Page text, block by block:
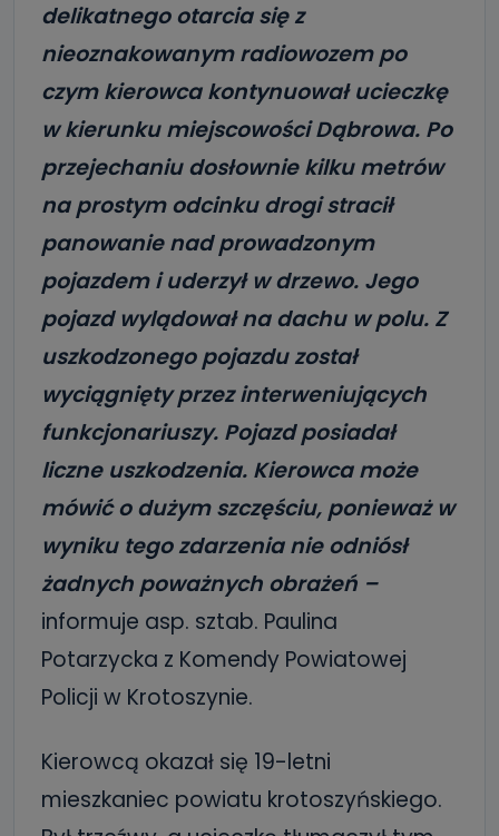
delikatnego otarcia się z
nieoznakowanym radiowozem po
czym kierowca kontynuował ucieczkę
w kierunku miejscowości Dąbrowa. Po
przejechaniu dosłownie kilku metrów
na prostym odcinku drogi stracił
panowanie nad prowadzonym
pojazdem i uderzył w drzewo. Jego
pojazd wylądował na dachu w polu. Z
uszkodzonego pojazdu został
wyciągnięty przez interweniujących
funkcjonariuszy. Pojazd posiadał
liczne uszkodzenia. Kierowca może
mówić o dużym szczęściu, ponieważ w
wyniku tego zdarzenia nie odniósł
żadnych poważnych obrażeń –
informuje asp. sztab. Paulina
Potarzycka z Komendy Powiatowej
Policji w Krotoszynie.
Kierowcą okazał się 19-letni
mieszkaniec powiatu krotoszyńskiego.